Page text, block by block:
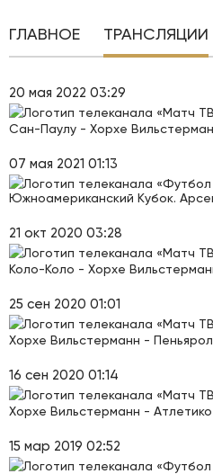
ГЛАВНОЕ ТРАНСЛЯЦИИ
20 мая 2022 03:29
Сан-Паулу - Хорхе
07 мая 2021 01:13
Южноамериканский Кубок.
21 окт 2020 03:28
Коло-Коло - Хорхе
25 сен 2020 01:01
Хорхе Вильстерманн -
16 сен 2020 01:14
Хорхе Вильстерманн -
15 мар 2019 02:52